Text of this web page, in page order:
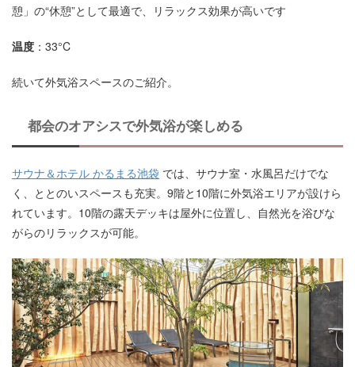
憩」の“休憩”として最適で、リラックス効果が高いです
温度 ：33°C
続いて外気浴スペースのご紹介。
都会のオアシスで外気浴が楽しめる
サウナ＆ホテル かるまる池袋 では、サウナ室・水風呂だけでな
く、ととのいスペースも充実。9階と10階に外気浴エリアが設けら
れています。10階の露天デッキは屋外に位置し、自然光を浴びな
がらのリラックスが可能。